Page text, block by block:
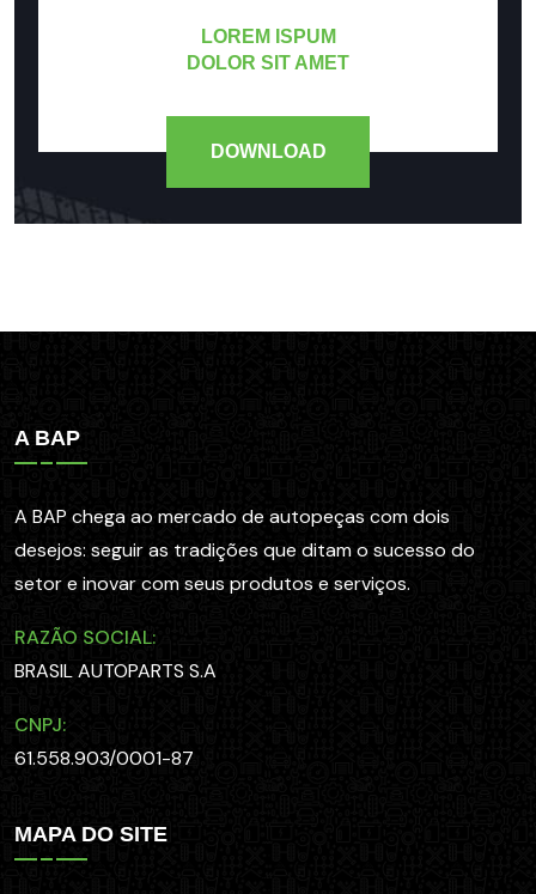
LOREM ISPUM
DOLOR SIT AMET
DOWNLOAD
A BAP
A BAP chega ao mercado de autopeças com dois
desejos: seguir as tradições que ditam o sucesso do
setor e inovar com seus produtos e serviços.
RAZÃO SOCIAL:
BRASIL AUTOPARTS S.A
CNPJ:
61.558.903/0001-87
MAPA DO SITE